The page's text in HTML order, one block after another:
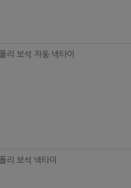
리 보석 자동 넥타이
리 보석 넥타이